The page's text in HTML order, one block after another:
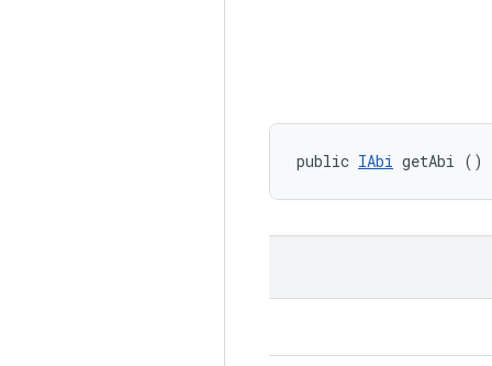
public IAbi getAbi ()